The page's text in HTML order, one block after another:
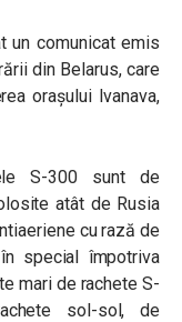
un comunicat emis
din Belarus, care
orașului Ivanava,
S-300 sunt de
atât de Rusia
cu rază de
special împotriva
mari de rachete S-
sol-sol, de